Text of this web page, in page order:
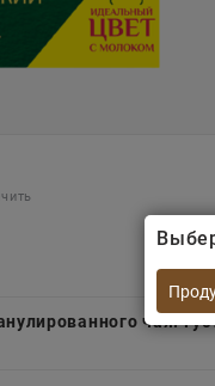
чая.